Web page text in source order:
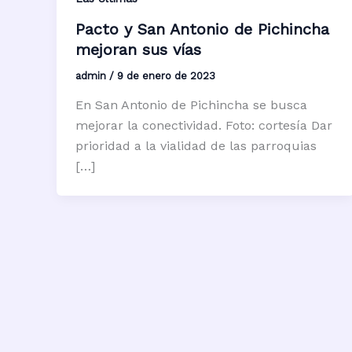
Pacto y San Antonio de Pichincha
mejoran sus vías
admin / 9 de enero de 2023
En San Antonio de Pichincha se busca
mejorar la conectividad. Foto: cortesía Dar
prioridad a la vialidad de las parroquias
[…]